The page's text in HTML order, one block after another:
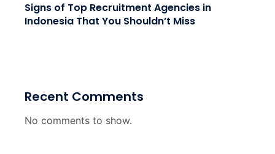
Signs of Top Recruitment Agencies in
Indonesia That You Shouldn’t Miss
Recent Comments
No comments to show.